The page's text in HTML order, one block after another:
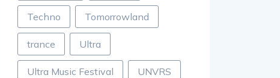
Techno Tomorrowland
trance Ultra
Ultra Music Festival UNVRS